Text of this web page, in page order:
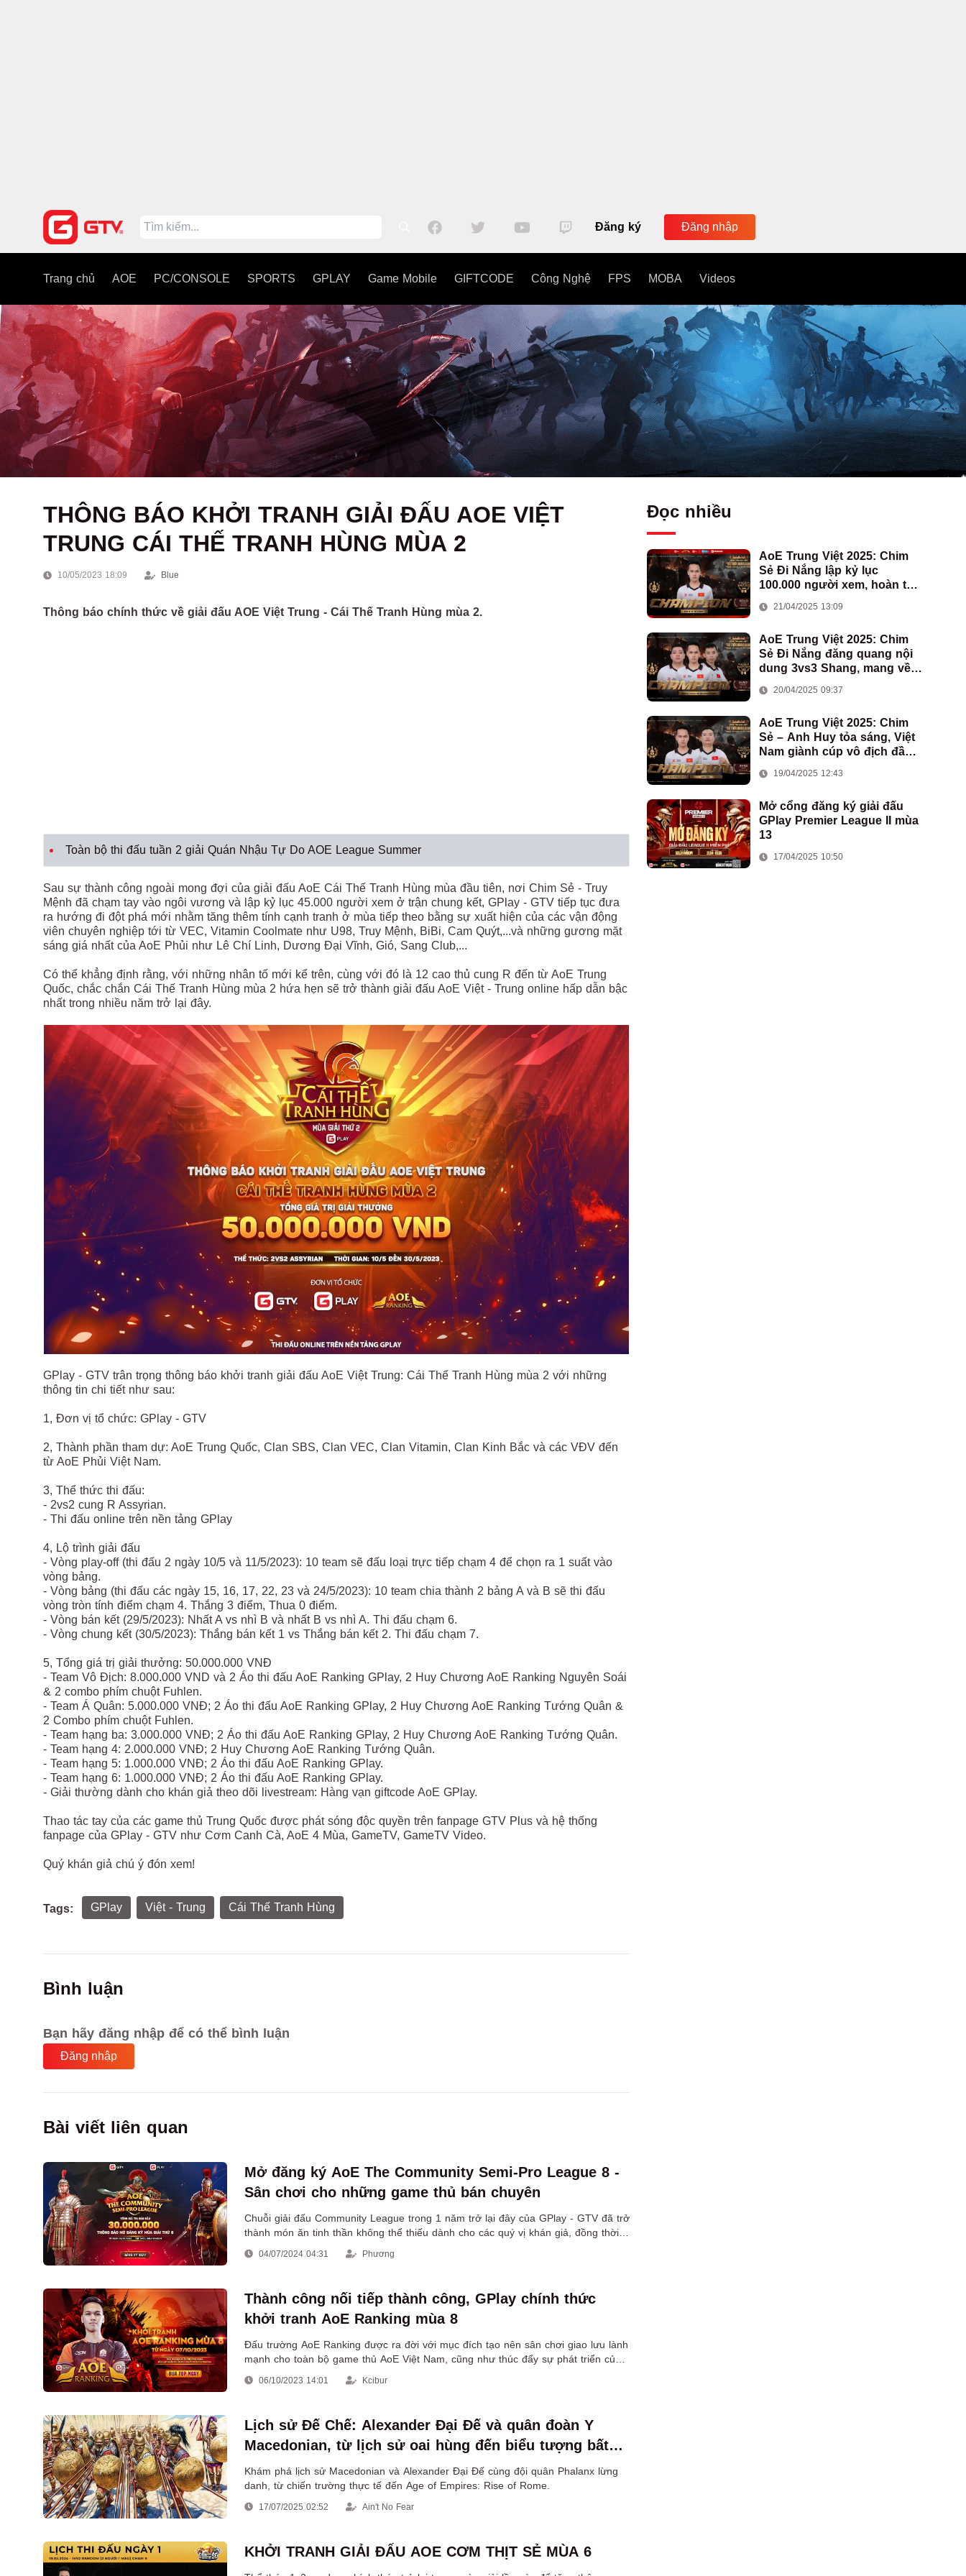
Đăng ký Đăng nhập
Trang chủ AOE PC/CONSOLE SPORTS GPLAY Game Mobile GIFTCODE Công Nghệ FPS MOBA Videos
THÔNG BÁO KHỞI TRANH GIẢI ĐẤU AOE VIỆT
TRUNG CÁI THẾ TRANH HÙNG MÙA 2
10/05/2023 18:09 Blue
Thông báo chính thức về giải đấu AOE Việt Trung - Cái Thế Tranh Hùng mùa 2.
Toàn bộ thi đấu tuần 2 giải Quán Nhậu Tự Do AOE League Summer
Sau sự thành công ngoài mong đợi của giải đấu AoE Cái Thế Tranh Hùng mùa đầu tiên, nơi Chim Sẻ - Truy
Mệnh đã chạm tay vào ngôi vương và lập kỷ lục 45.000 người xem ở trận chung kết, GPlay - GTV tiếp tục đưa
ra hướng đi đột phá mới nhằm tăng thêm tính cạnh tranh ở mùa tiếp theo bằng sự xuất hiện của các vận động
viên chuyên nghiệp tới từ VEC, Vitamin Coolmate như U98, Truy Mệnh, BiBi, Cam Quýt,...và những gương mặt
sáng giá nhất của AoE Phủi như Lê Chí Linh, Dương Đại Vĩnh, Gió, Sang Club,...
Có thể khẳng định rằng, với những nhân tố mới kể trên, cùng với đó là 12 cao thủ cung R đến từ AoE Trung
Quốc, chắc chắn Cái Thế Tranh Hùng mùa 2 hứa hẹn sẽ trở thành giải đấu AoE Việt - Trung online hấp dẫn bậc
nhất trong nhiều năm trở lại đây.
GPlay - GTV trân trọng thông báo khởi tranh giải đấu AoE Việt Trung: Cái Thế Tranh Hùng mùa 2 với những
thông tin chi tiết như sau:
1, Đơn vị tổ chức: GPlay - GTV
2, Thành phần tham dự: AoE Trung Quốc, Clan SBS, Clan VEC, Clan Vitamin, Clan Kinh Bắc và các VĐV đến
từ AoE Phủi Việt Nam.
3, Thể thức thi đấu:
- 2vs2 cung R Assyrian.
- Thi đấu online trên nền tảng GPlay
4, Lộ trình giải đấu
- Vòng play-off (thi đấu 2 ngày 10/5 và 11/5/2023): 10 team sẽ đấu loại trực tiếp chạm 4 để chọn ra 1 suất vào
vòng bảng.
- Vòng bảng (thi đấu các ngày 15, 16, 17, 22, 23 và 24/5/2023): 10 team chia thành 2 bảng A và B sẽ thi đấu
vòng tròn tính điểm chạm 4. Thắng 3 điểm, Thua 0 điểm.
- Vòng bán kết (29/5/2023): Nhất A vs nhì B và nhất B vs nhì A. Thi đấu chạm 6.
- Vòng chung kết (30/5/2023): Thắng bán kết 1 vs Thắng bán kết 2. Thi đấu chạm 7.
5, Tổng giá trị giải thưởng: 50.000.000 VNĐ
- Team Vô Địch: 8.000.000 VND và 2 Áo thi đấu AoE Ranking GPlay, 2 Huy Chương AoE Ranking Nguyên Soái
& 2 combo phím chuột Fuhlen.
- Team Á Quân: 5.000.000 VNĐ; 2 Áo thi đấu AoE Ranking GPlay, 2 Huy Chương AoE Ranking Tướng Quân &
2 Combo phím chuột Fuhlen.
- Team hạng ba: 3.000.000 VNĐ; 2 Áo thi đấu AoE Ranking GPlay, 2 Huy Chương AoE Ranking Tướng Quân.
- Team hạng 4: 2.000.000 VNĐ; 2 Huy Chương AoE Ranking Tướng Quân.
- Team hạng 5: 1.000.000 VNĐ; 2 Áo thi đấu AoE Ranking GPlay.
- Team hạng 6: 1.000.000 VNĐ; 2 Áo thi đấu AoE Ranking GPlay.
- Giải thường dành cho khán giả theo dõi livestream: Hàng vạn giftcode AoE GPlay.
Thao tác tay của các game thủ Trung Quốc được phát sóng độc quyền trên fanpage GTV Plus và hệ thống
fanpage của GPlay - GTV như Cơm Canh Cà, AoE 4 Mùa, GameTV, GameTV Video.
Quý khán giả chú ý đón xem!
Tags: GPlay Việt - Trung Cái Thế Tranh Hùng
Bình luận
Bạn hãy đăng nhập để có thể bình luận
Đăng nhập
Bài viết liên quan
Mở đăng ký AoE The Community Semi-Pro League 8 -
Sân chơi cho những game thủ bán chuyên
Chuỗi giải đấu Community League trong 1 năm trở lại đây của GPlay - GTV đã trở
thành món ăn tinh thần không thể thiếu dành cho các quý vị khán giả, đồng thời
cũng là sân chơi thể hiện tài năng dành riêng cho những game thủ bán chuyên.
04/07/2024 04:31 Phương
Thành công nối tiếp thành công, GPlay chính thức
khởi tranh AoE Ranking mùa 8
Đấu trường AoE Ranking được ra đời với mục đích tạo nên sân chơi giao lưu lành
mạnh cho toàn bộ game thủ AoE Việt Nam, cũng như thúc đẩy sự phát triển của
cộng đồng.
06/10/2023 14:01 Kcibur
Lịch sử Đế Chế: Alexander Đại Đế và quân đoàn Y
Macedonian, từ lịch sử oai hùng đến biểu tượng bất
diệt trong AoE
Khám phá lịch sử Macedonian và Alexander Đại Đế cùng đội quân Phalanx lừng
danh, từ chiến trường thực tế đến Age of Empires: Rise of Rome.
17/07/2025 02:52 Ain't No Fear
KHỞI TRANH GIẢI ĐẤU AOE CƠM THỊT SẺ MÙA 6
Đọc nhiều
AoE Trung Việt 2025: Chim
Sẻ Đi Nắng lập kỷ lục
100.000 người xem, hoàn tất
Việt Nam
21/04/2025 13:09
AoE Trung Việt 2025: Chim
Sẻ Đi Nắng đăng quang nội
dung 3vs3 Shang, mang về
đoàn AoE Việt Nam
20/04/2025 09:37
AoE Trung Việt 2025: Chim
Sẻ – Anh Huy tỏa sáng, Việt
Nam giành cúp vô địch đầu
19/04/2025 12:43
Mở cổng đăng ký giải đấu
GPlay Premier League II mùa
13
17/04/2025 10:50